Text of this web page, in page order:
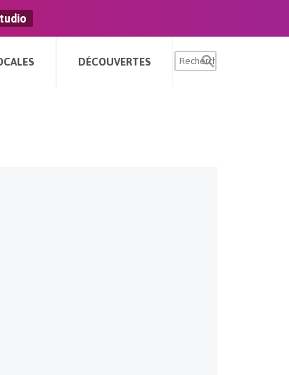
DÉCOUVERTES